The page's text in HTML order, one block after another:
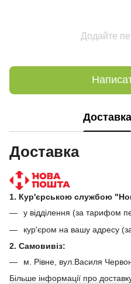
Додайте
Доставка
Доставка
1. Кур'єрською службою
у відділення (за тарифом
кур'єром на вашу адресу
2. Самовивіз:
м. Рівне, вул.Василя
Більше інформації про